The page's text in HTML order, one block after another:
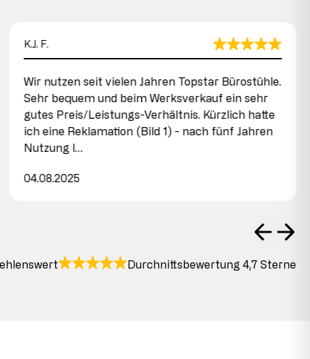
Durchnittsbewertung 4,7 Sterne
K.J. F.
Wir nutzen seit vielen Jahren Topstar Bürostühle.
Sehr bequem und beim Werksverkauf ein sehr
gutes Preis/Leistungs-Verhältnis. Kürzlich hatte
ich eine Reklamation (Bild 1) - nach fünf Jahren
Nutzung l…
04.08.2025